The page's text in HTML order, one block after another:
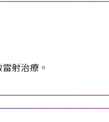
射治療。